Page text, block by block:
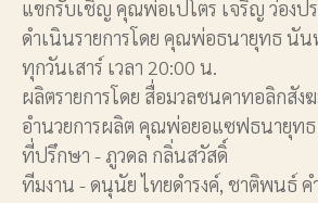
แขกรับเชิญ คุณพ่อเปโตร เจริญ ว่องป
ดำเนินรายการโดย คุณพ่อธนายุทธ นั
ทุกวันเสาร์ เวลา 20:00 น.
ผลิตรายการโดย สื่อมวลชนคาทอลิกสั
อำนวยการผลิต คุณพ่อยอแซฟธนายุ
ที่ปรึกษา - ภูวดล กลิ่นสวัสดิ์
ทีมงาน - ดนุนัย ไทยดำรงค์, ชาติพนธ์